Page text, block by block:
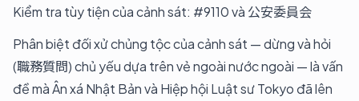
Kiểm tra tùy tiện của cảnh sát: #9110 và 公安委員会
Phân biệt đối xử chủng tộc của cảnh sát — dừng và hỏi
(職務質問) chủ yếu dựa trên vẻ ngoài nước ngoài — là vấn
đề mà Ân xá Nhật Bản và Hiệp hội Luật sư Tokyo đã lên